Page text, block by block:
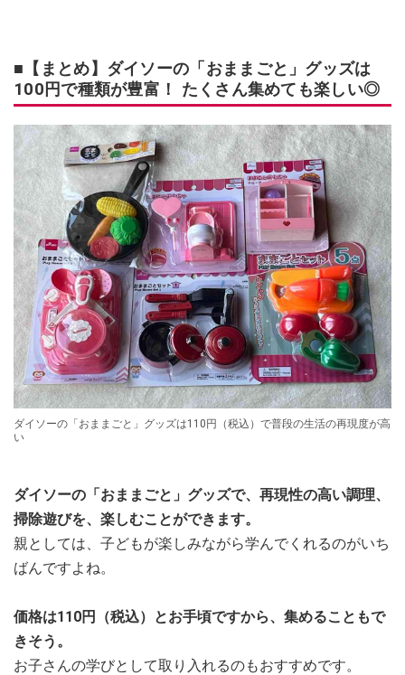
■【まとめ】ダイソーの「おままごと」グッズは
100円で種類が豊富！ たくさん集めても楽しい◎
ダイソーの「おままごと」グッズは110円（税込）で普段の生活の再現度が高
い
ダイソーの「おままごと」グッズで、再現性の高い調理、
掃除遊びを、楽しむことができます。
親としては、子どもが楽しみながら学んでくれるのがいち
ばんですよね。
価格は110円（税込）とお手頃ですから、集めることもで
きそう。
お子さんの学びとして取り入れるのもおすすめです。